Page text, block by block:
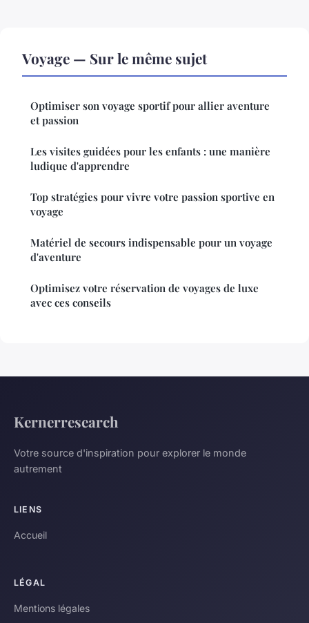
Voyage — Sur le même sujet
Optimiser son voyage sportif pour allier aventure
et passion
Les visites guidées pour les enfants : une manière
ludique d'apprendre
Top stratégies pour vivre votre passion sportive en
voyage
Matériel de secours indispensable pour un voyage
d'aventure
Optimisez votre réservation de voyages de luxe
avec ces conseils
Kernerresearch
Votre source d'inspiration pour explorer le monde
autrement
LIENS
Accueil
LÉGAL
Mentions légales